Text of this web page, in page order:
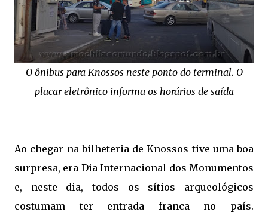
O ônibus para Knossos neste ponto do terminal. O
placar eletrônico informa os horários de saída
Ao chegar na bilheteria de Knossos tive uma boa
surpresa, era Dia Internacional dos Monumentos
e, neste dia, todos os sítios arqueológicos
costumam ter entrada franca no país.